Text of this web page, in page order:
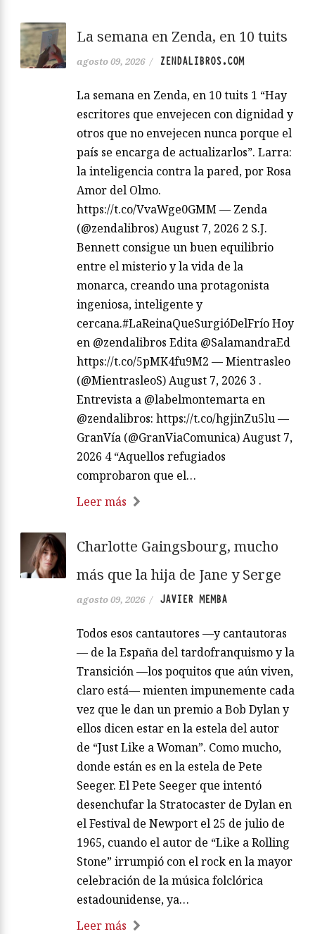
La semana en Zenda, en 10 tuits
agosto 09, 2026 / ZENDALIBROS.COM
La semana en Zenda, en 10 tuits 1 “Hay
escritores que envejecen con dignidad y
otros que no envejecen nunca porque el
país se encarga de actualizarlos”. Larra:
la inteligencia contra la pared, por Rosa
Amor del Olmo.
https://t.co/VvaWge0GMM — Zenda
(@zendalibros) August 7, 2026 2 S.J.
Bennett consigue un buen equilibrio
entre el misterio y la vida de la
monarca, creando una protagonista
ingeniosa, inteligente y
cercana.#LaReinaQueSurgióDelFrío Hoy
en @zendalibros Edita @SalamandraEd
https://t.co/5pMK4fu9M2 — Mientrasleo
(@MientrasleoS) August 7, 2026 3 .
Entrevista a @labelmontemarta en
@zendalibros: https://t.co/hgjinZu5lu —
GranVía (@GranViaComunica) August 7,
2026 4 “Aquellos refugiados
comprobaron que el…
Leer más
Charlotte Gaingsbourg, mucho
más que la hija de Jane y Serge
agosto 09, 2026 / JAVIER MEMBA
Todos esos cantautores —y cantautoras
— de la España del tardofranquismo y la
Transición —los poquitos que aún viven,
claro está— mienten impunemente cada
vez que le dan un premio a Bob Dylan y
ellos dicen estar en la estela del autor
de “Just Like a Woman”. Como mucho,
donde están es en la estela de Pete
Seeger. El Pete Seeger que intentó
desenchufar la Stratocaster de Dylan en
el Festival de Newport el 25 de julio de
1965, cuando el autor de “Like a Rolling
Stone” irrumpió con el rock en la mayor
celebración de la música folclórica
estadounidense, ya…
Leer más